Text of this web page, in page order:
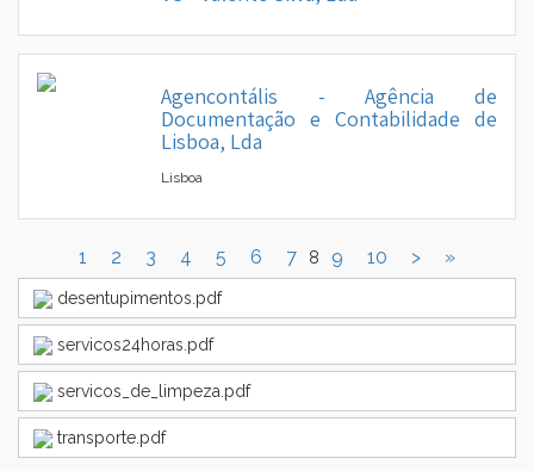
Agencontális - Agência de
Documentação e Contabilidade de
Lisboa, Lda
Lisboa
1 2 3 4 5 6 7 8 9 10 > »
desentupimentos.pdf
servicos24horas.pdf
servicos_de_limpeza.pdf
transporte.pdf